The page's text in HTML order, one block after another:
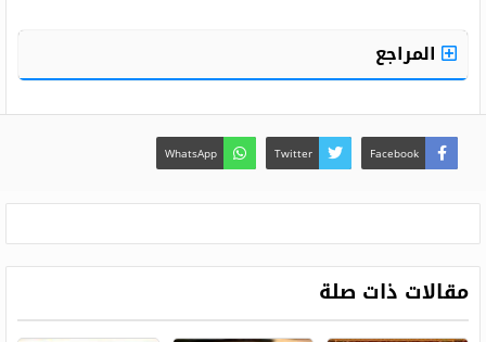
المراجع
Facebook
Twitter
WhatsApp
مقالات ذات صلة